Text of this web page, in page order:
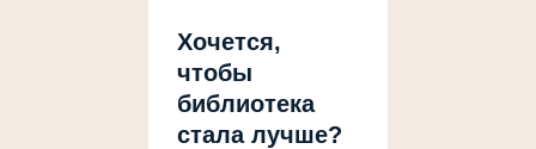
Хочется,
чтобы
библиотека
стала лучше?